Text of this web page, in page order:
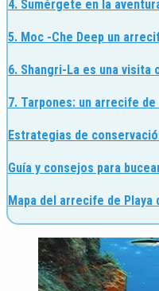
4. Sumérgete en la
5. Moc -Che Deep un
6. Shangri-La es una
7. Tarpones: un arrecife de
Estrategias de
Guía y consejos para
Mapa del arrecife de Playa